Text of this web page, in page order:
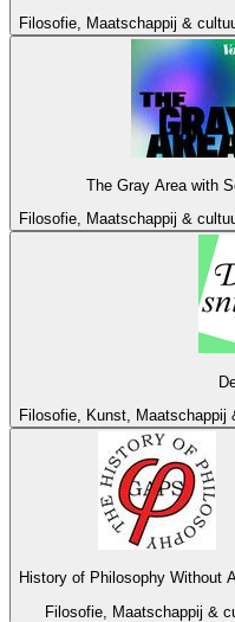
Filosofie, Maatschappij &
The Gray Area with
Filosofie, Maatschappij &
Filosofie, Kunst, Maatschappij
History of Philosophy Without
Filosofie, Maatschappij &